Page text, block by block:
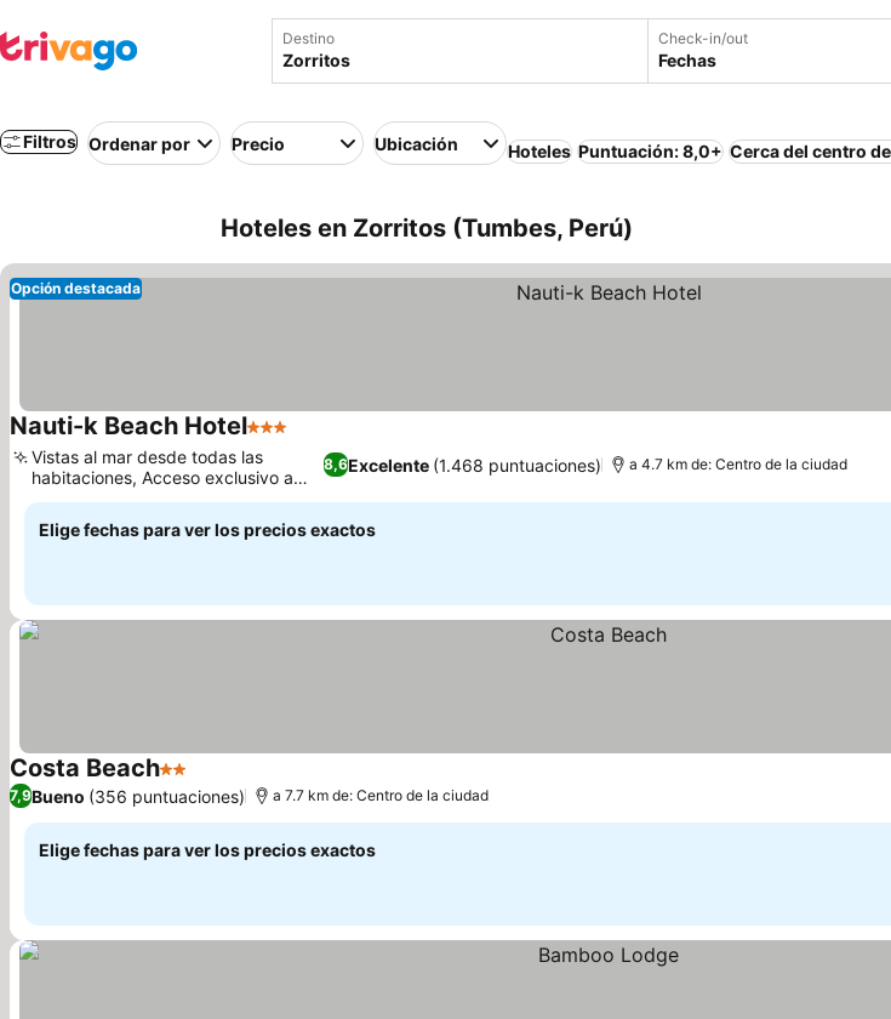
Destino Check-in/out
Fechas
Filtros Ordenar por Precio Ubicación Hoteles Puntuación: 8,0+ Cerca del centro
Hoteles en Zorritos (Tumbes, Perú)
Opción destacada
Nauti-k Beach Hotel3 Estrellas
8,6Excelente (1.468 puntuaciones)
Vistas al mar desde todas las
habitaciones, Acceso exclusivo a
playa privada
a 4.7 km de: Centro de la ciudad
Elige fechas para ver los precios exactos
Costa Beach2 EstrellasVer precios
7,9Bueno (356 puntuaciones) a 7.7 km de: Centro de la ciudad
Elige fechas para ver los precios exactos